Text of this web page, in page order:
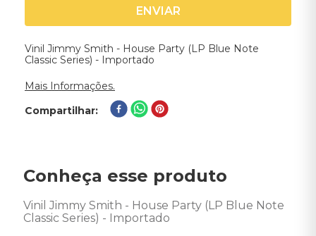
ENVIAR
Vinil Jimmy Smith - House Party (LP Blue Note
Classic Series) - Importado
Mais Informações.
Compartilhar
Conheça esse produto
Vinil Jimmy Smith - House Party (LP Blue Note
Classic Series) - Importado